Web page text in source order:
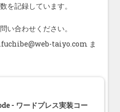
を記録しています。
い合わせください。
taiyo.com ま
- ワードプレス実装コー